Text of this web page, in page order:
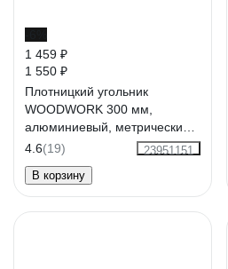
1 459 ₽
1 550 ₽
Плотницкий угольник
WOODWORK 300 мм,
алюминиевый, метрический
CTR-300
4.6(19)
23951151
В корзину